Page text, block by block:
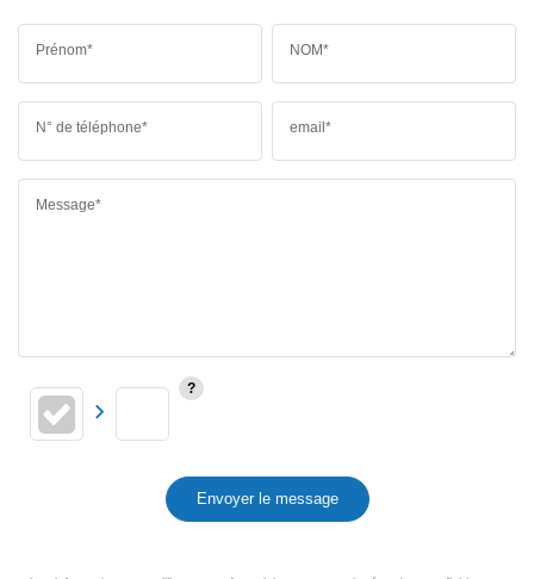
Prénom* NOM*
N° de téléphone* email*
Message*
Envoyer le message